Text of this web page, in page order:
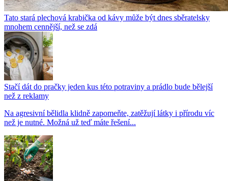
Tato stará plechová krabička od kávy může být dnes sběratelsky
mnohem cennější, než se zdá
Stačí dát do pračky jeden kus této potraviny a prádlo bude bělejší
než z reklamy
Na agresivní bělidla klidně zapomeňte, zatěžují látky i přírodu víc
než je nutné. Možná už teď máte řešení...